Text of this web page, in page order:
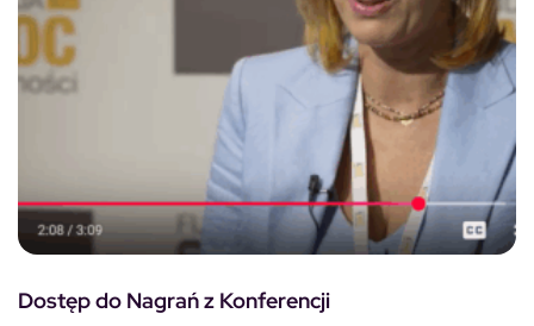
Dostęp do Nagrań z Konferencji